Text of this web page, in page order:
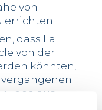
von
errichten.
dass La
von der
könnten,
aus